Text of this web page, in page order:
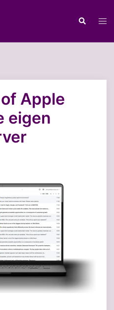
Zoeken
Apple
eigen